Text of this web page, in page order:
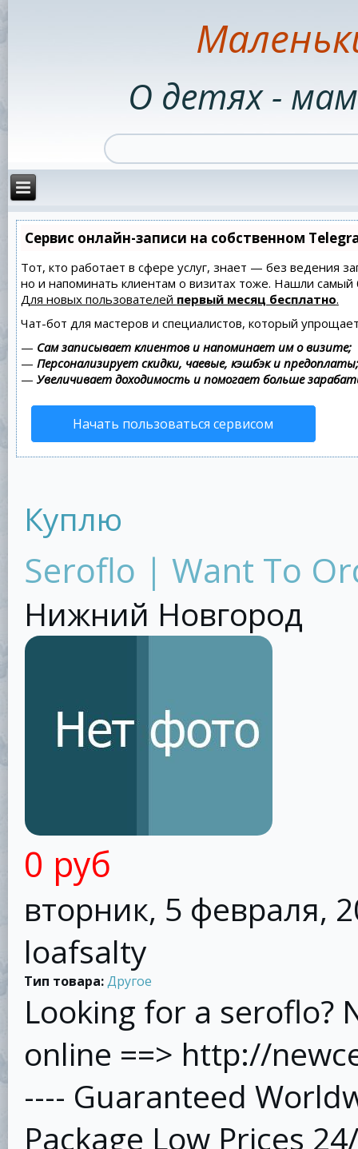
О детях -
Сервис онлайн-записи на собственном
Тот, кто работает в сфере услуг, знает — без ведения
но и напоминать клиентам о визитах тоже. Нашли
Для новых пользователей первый месяц бесплатно.
Чат-бот для мастеров и специалистов, который
— Сам записывает клиентов и напоминает им о визите;
— Персонализирует скидки, чаевые, кэшбэк и предоплаты;
— Увеличивает доходимость и помогает больше
Начать пользоваться сервисом
Куплю
Seroflo | Want To
Нижний Новгород
0 руб
вторник, 5 февраля,
loafsalty
Тип товара:Другое
Looking for a seroflo?
online ==> http://
---- Guaranteed
Package Low Prices